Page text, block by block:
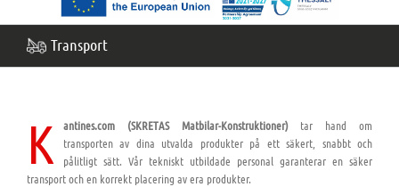
Transport
K antines.com (SKRETAS Matbilar-Konstruktioner)tar hand om
transporten av dina utvalda produkter på ett säkert, snabbt och
pålitligt sätt. Vår tekniskt utbildade personal garanterar en säker
transport och en korrekt placering av era produkter.